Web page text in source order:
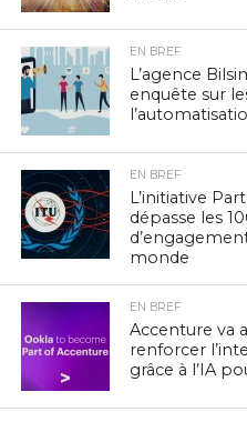
EN BREF
L’agence
enquête sur
EN BREF
L’initiative
dépasse les
monde
EN BREF
Accenture va
renforcer
grâce à l’IA